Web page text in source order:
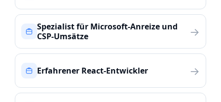
Spezialist für Microsoft-Anreize und
CSP-Umsätze
→
Erfahrener React-Entwickler →